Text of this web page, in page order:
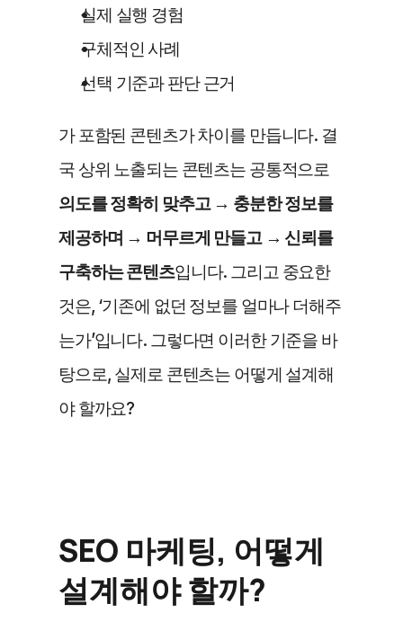
실제 실행 경험
구체적인 사례
선택 기준과 판단 근거
가 포함된 콘텐츠가 차이를 만듭니다. 결
의도를 정확히 맞추고 → 충분한 정보를
제공하며 → 머무르게 만들고 → 신뢰를
구축하는 콘텐츠입니다. 그리고 중요한
것은, ‘기존에 없던 정보를 얼마나 더해주
는가’입니다. 그렇다면 이러한 기준을 바
탕으로, 실제로 콘텐츠는 어떻게 설계해
야 할까요?
SEO 마케팅, 어떻게
설계해야 할까?